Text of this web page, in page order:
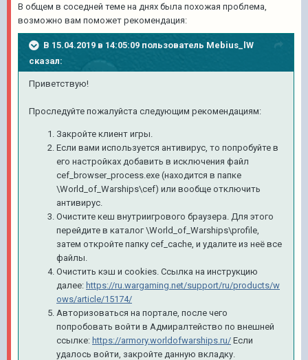
В общем в соседней теме на днях была похожая проблема,
возможно вам поможет рекомендация:
В 15.04.2019 в 14:05:09 пользователь Mebius_lW
сказал:
Приветствую!
Проследуйте пожалуйста следующим рекомендациям:
Закройте клиент игры.
Если вами используется антивирус, то попробуйте в
его настройках добавить в исключения файл
cef_browser_process.exe (находится в папке
\World_of_Warships\cef) или вообще отключить
антивирус.
Очистите кеш внутриигрового браузера. Для этого
перейдите в каталог \World_of_Warships\profile,
затем откройте папку cef_cache, и удалите из неё все
файлы.
Очистить кэш и cookies. Ссылка на инструкцию
далее: https://ru.wargaming.net/support/ru/products/w
ows/article/15174/
Авторизоваться на портале, после чего
попробовать войти в Адмиралтейство по внешней
ссылке: https://armory.worldofwarships.ru/ Если
удалось войти, закройте данную вкладку.